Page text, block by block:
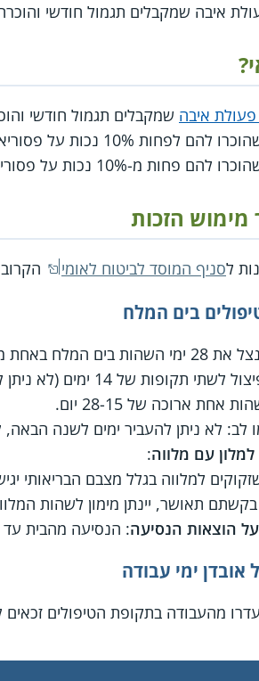
איבה שמקבלים תגמול חודשי
פעולת איבה שמקבלים תגמול חודשי
10% נכות על פסוריאזיס זכאים ל- 28 ימי טיפולים בים המלח בכל שנה (כולל שהייה בבית מלון).
מ-10% נכות על פסוריאזיס זכאים לטיפול במחלה ללא זכאות לטיפולים בים המלח.
מימוש הזכות
לסניף המוסד לביטוח לאומי
בים המלח
המלח באחת מהדרכים הבאות:
לשתי תקופות של 14 ימים (לא ניתן לשהות בים המלח פחות מ-14 ימים).
אחת ארוכה של 28-15 יום.
לא ניתן להעביר ימים לשנה הבאה, לכן בשהות אחת
עם מלווה:
למלווה בגלל מצבם הבריאותי
תאושר, יינתן מימון לשהות
הוצאות הנסיעה: הנסיעה מהבית עד בית
אובדן ימי עבודה
מהעבודה בתקופת הטיפולים זכאים